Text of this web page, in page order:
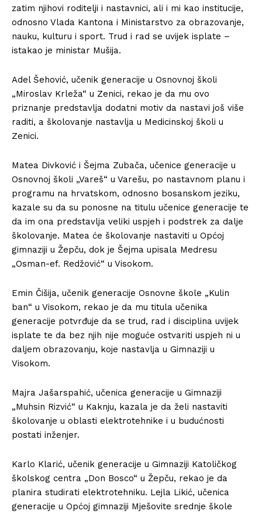
zatim njihovi roditelji i nastavnici, ali i mi kao institucije,
odnosno Vlada Kantona i Ministarstvo za obrazovanje,
nauku, kulturu i sport. Trud i rad se uvijek isplate –
istakao je ministar Mušija.
Adel Šehović, učenik generacije u Osnovnoj školi
„Miroslav Krleža“ u Zenici, rekao je da mu ovo
priznanje predstavlja dodatni motiv da nastavi još više
raditi, a školovanje nastavlja u Medicinskoj školi u
Zenici.
Matea Divković i Šejma Zubača, učenice generacije u
Osnovnoj školi „Vareš“ u Varešu, po nastavnom planu i
programu na hrvatskom, odnosno bosanskom jeziku,
kazale su da su ponosne na titulu učenice generacije te
da im ona predstavlja veliki uspjeh i podstrek za dalje
školovanje. Matea će školovanje nastaviti u Općoj
gimnaziji u Žepču, dok je Šejma upisala Medresu
„Osman-ef. Redžović“ u Visokom.
Emin Čišija, učenik generacije Osnovne škole „Kulin
ban“ u Visokom, rekao je da mu titula učenika
generacije potvrđuje da se trud, rad i disciplina uvijek
isplate te da bez njih nije moguće ostvariti uspjeh ni u
daljem obrazovanju, koje nastavlja u Gimnaziji u
Visokom.
Majra Jašarspahić, učenica generacije u Gimnaziji
„Muhsin Rizvić“ u Kaknju, kazala je da želi nastaviti
školovanje u oblasti elektrotehnike i u budućnosti
postati inženjer.
Karlo Klarić, učenik generacije u Gimnaziji Katoličkog
školskog centra „Don Bosco“ u Žepču, rekao je da
planira studirati elektrotehniku. Lejla Likić, učenica
generacije u Općoj gimnaziji Mješovite srednje škole